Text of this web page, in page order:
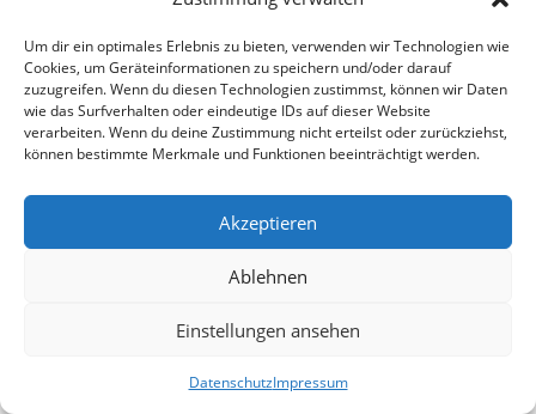
Um dir ein optimales Erlebnis zu bieten, verwenden wir Technologien wie
Cookies, um Geräteinformationen zu speichern und/oder darauf
zuzugreifen. Wenn du diesen Technologien zustimmst, können wir Daten
wie das Surfverhalten oder eindeutige IDs auf dieser Website
verarbeiten. Wenn du deine Zustimmung nicht erteilst oder zurückziehst,
können bestimmte Merkmale und Funktionen beeinträchtigt werden.
Akzeptieren
Ablehnen
Einstellungen ansehen
DatenschutzImpressum